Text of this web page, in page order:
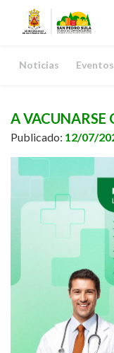
Noticias Eventos
A
Publicado: 12/07/